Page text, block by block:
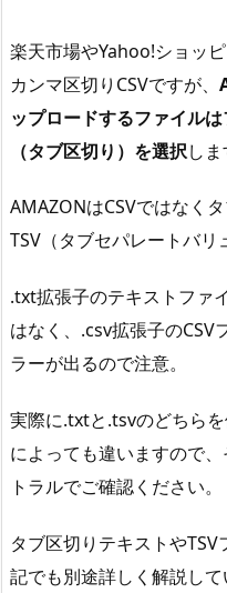
楽天市場やYahoo!ショッ
カンマ区切りCSVですが、
ップロードするファイル
（タブ区切り）を選択しま
AMAZONはCSVではなく
TSV（タブセパレートバリ
.txt拡張子のテキストファ
はなく、.csv拡張子のCSV
ラーが出るので注意。
実際に.txtと.tsvのどちら
によっても違いますので
トラルでご確認ください。
タブ区切りテキストや
記でも別途詳しく解説して